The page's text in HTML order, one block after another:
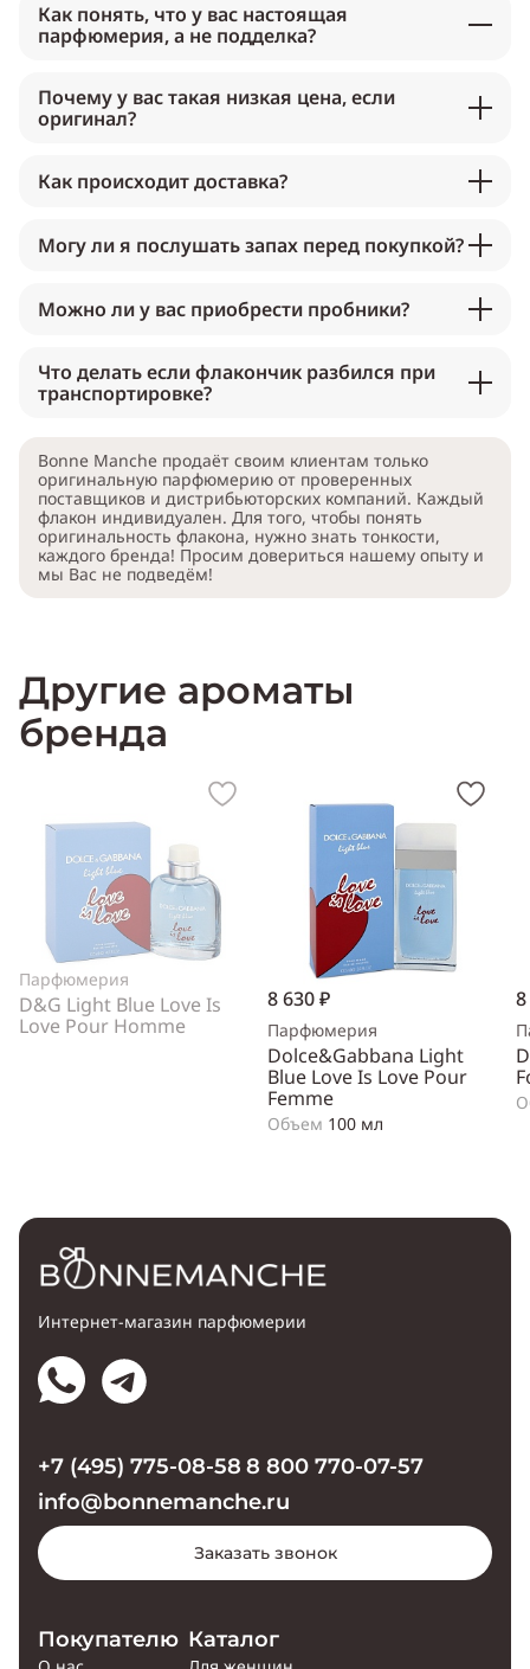
Как понять, что у вас настоящая
парфюмерия, а не подделка?
Почему у вас такая низкая цена, если
оригинал?
Как происходит доставка?
Могу ли я послушать запах перед покупкой?
Можно ли у вас приобрести пробники?
Что делать если флакончик разбился при
транспортировке?
Bonne Manche продаёт своим клиентам только
оригинальную парфюмерию от проверенных
поставщиков и дистрибьюторских компаний. Каждый
флакон индивидуален. Для того, чтобы понять
оригинальность флакона, нужно знать тонкости,
каждого бренда! Просим довериться нашему опыту и
мы Вас не подведём!
Другие ароматы
бренда
Парфюмерия
D&G Light Blue Love Is
Love Pour Homme
8 630 ₽
Парфюмерия
Dolce&Gabbana Light
Blue Love Is Love Pour
Femme
Объем 100 мл
Интернет-магазин парфюмерии
Покупателю Каталог
+7 (495) 775-08-58 8 800 770-07-57
info@bonnemanche.ru
Заказать звонок